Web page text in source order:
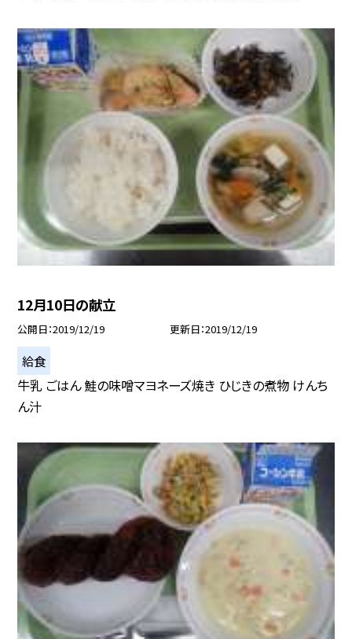
12月10日の献立
公開日 2019/12/19 更新日 2019/12/19
給食
牛乳 ごはん 鮭の味噌マヨネーズ焼き ひじきの煮物 けんち
ん汁